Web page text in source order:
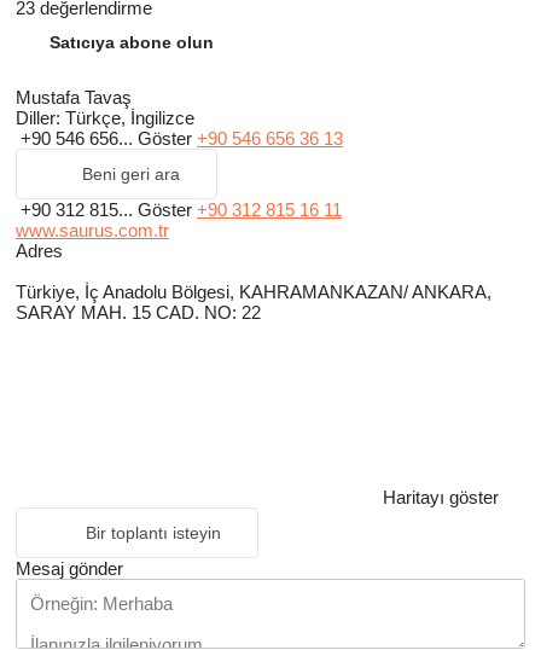
23 değerlendirme
Satıcıya abone olun
Mustafa Tavaş
Diller: Türkçe, İngilizce
+90 546 656... Göster +90 546 656 36 13
Beni geri ara
+90 312 815... Göster +90 312 815 16 11
www.saurus.com.tr
Adres
Türkiye, İç Anadolu Bölgesi, KAHRAMANKAZAN/ ANKARA,
SARAY MAH. 15 CAD. NO: 22
Haritayı göster
Bir toplantı isteyin
Mesaj gönder